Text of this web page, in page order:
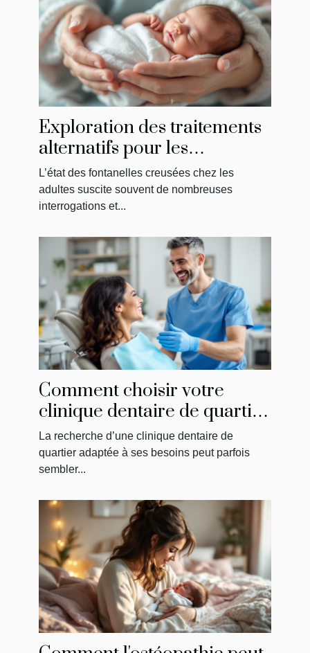
Exploration des traitements
alternatifs pour les
fontanelles creusées chez les
adultes
L’état des fontanelles creusées chez les
adultes suscite souvent de nombreuses
interrogations et...
Comment choisir votre
clinique dentaire de quartier
?
La recherche d’une clinique dentaire de
quartier adaptée à ses besoins peut parfois
sembler...